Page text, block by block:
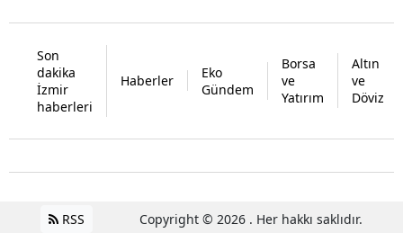
Son
dakika
İzmir
haberleri
Haberler
Eko
Gündem
Borsa
ve
Yatırım
Altın
ve
Döviz
RSS Copyright © 2026 . Her hakkı saklıdır.